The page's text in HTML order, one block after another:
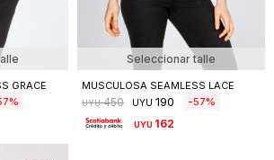
GRACE
Seleccionar talle
MUSCULOSA SEAMLESS LACE
UYU 450 UYU 190 57
UYU 162